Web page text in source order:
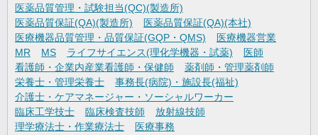
医薬品質管理・試験担当(QC)(製造所)
医薬品質保証(QA)(製造所)
医薬品質保証(QA)(本社)
医療機器品質管理・品質保証(GQP・QMS)
医療機器営業
MR
MS ライフサイエンス(理化学機器・試薬)
医師
看護師・企業内産業看護師・保健師
薬剤師・管理薬剤師
栄養士・管理栄養士
事務長(病院)・施設長(福祉)
介護士・ケアマネージャー・ソーシャルワーカー
臨床工学技士
臨床検査技師
放射線技師
理学療法士・作業療法士
医療事務